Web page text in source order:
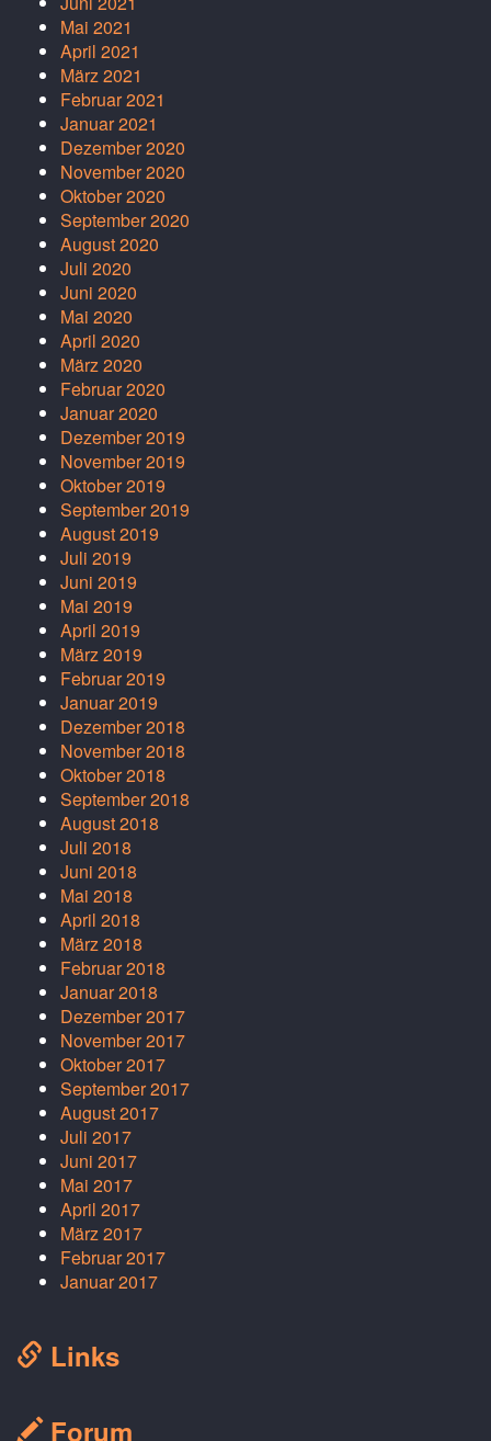
Mai 2021
April 2021
März 2021
Februar 2021
Januar 2021
Dezember 2020
November 2020
Oktober 2020
September 2020
August 2020
Juli 2020
Juni 2020
Mai 2020
April 2020
März 2020
Februar 2020
Januar 2020
Dezember 2019
November 2019
Oktober 2019
September 2019
August 2019
Juli 2019
Juni 2019
Mai 2019
April 2019
März 2019
Februar 2019
Januar 2019
Dezember 2018
November 2018
Oktober 2018
September 2018
August 2018
Juli 2018
Juni 2018
Mai 2018
April 2018
März 2018
Februar 2018
Januar 2018
Dezember 2017
November 2017
Oktober 2017
September 2017
August 2017
Juli 2017
Juni 2017
Mai 2017
April 2017
März 2017
Februar 2017
Januar 2017
Links
Forum